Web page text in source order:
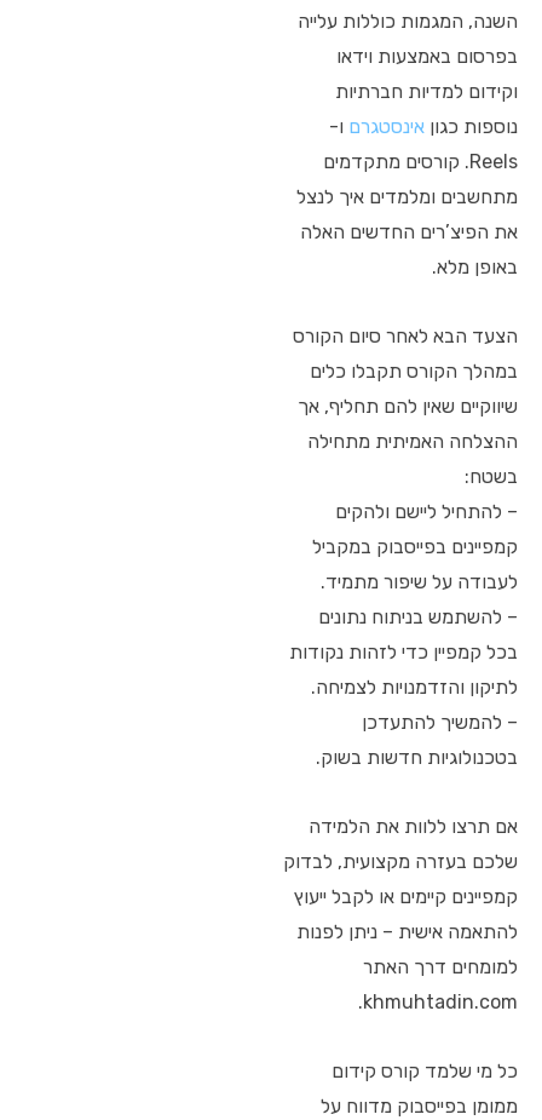
השנה, המגמות כוללות עלייה
בפרסום באמצעות וידאו
וקידום למדיות חברתיות
נוספות כגון אינסטגרם ו-
Reels. קורסים מתקדמים
מתחשבים ומלמדים איך לנצל
את הפיצ’רים החדשים האלה
באופן מלא.
הצעד הבא לאחר סיום הקורס
במהלך הקורס תקבלו כלים
שיווקיים שאין להם תחליף, אך
ההצלחה האמיתית מתחילה
בשטח:
– להתחיל ליישם ולהקים
קמפיינים בפייסבוק במקביל
לעבודה על שיפור מתמיד.
– להשתמש בניתוח נתונים
בכל קמפיין כדי לזהות נקודות
לתיקון והזדמנויות לצמיחה.
– להמשיך להתעדכן
בטכנולוגיות חדשות בשוק.
אם תרצו ללוות את הלמידה
שלכם בעזרה מקצועית, לבדוק
קמפיינים קיימים או לקבל ייעוץ
להתאמה אישית – ניתן לפנות
למומחים דרך האתר
khmuhtadin.com.
כל מי שלמד קורס קידום
ממומן בפייסבוק מדווח על